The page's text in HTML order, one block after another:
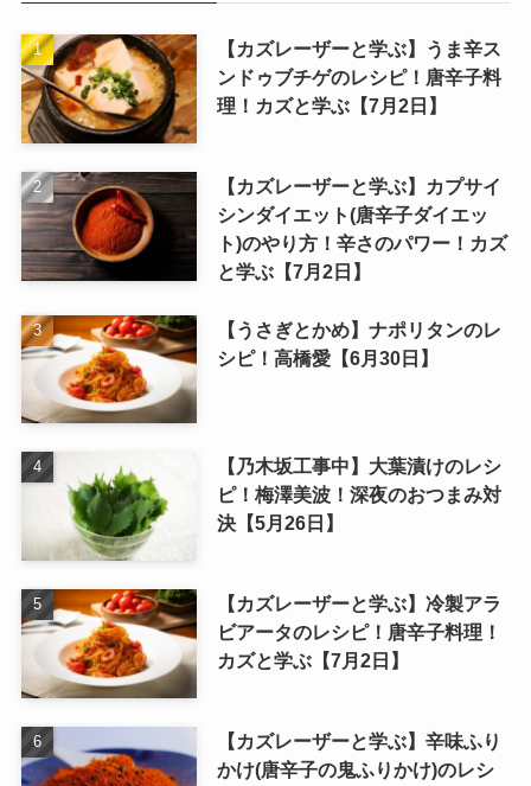
【カズレーザーと学ぶ】うま辛ス
ンドゥブチゲのレシピ！唐辛子料
理！カズと学ぶ【7月2日】
【カズレーザーと学ぶ】カプサイ
シンダイエット(唐辛子ダイエッ
ト)のやり方！辛さのパワー！カズ
と学ぶ【7月2日】
【うさぎとかめ】ナポリタンのレ
シピ！高橋愛【6月30日】
【乃木坂工事中】大葉漬けのレシ
ピ！梅澤美波！深夜のおつまみ対
決【5月26日】
【カズレーザーと学ぶ】冷製アラ
ビアータのレシピ！唐辛子料理！
カズと学ぶ【7月2日】
【カズレーザーと学ぶ】辛味ふり
かけ(唐辛子の鬼ふりかけ)のレシ